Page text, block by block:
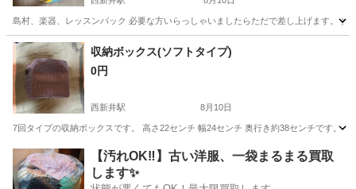
島村、楽器、レッスンバック 必要な方いらっしゃいましたらただで差し上げます。 多
東京 足立区 西新井駅
収納ボックス(ソフトタイプ)
0円
西新井駅 8月10日
7回タイプの収納ボックスです。 高さ22センチ 幅24センチ 奥行き約38センチです。
東京 足立区 西新井駅 その他
【汚れOK‼️】古い洋服、一袋まるまる買取
します✨